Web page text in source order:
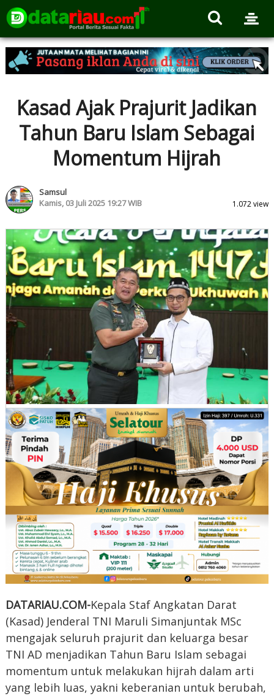
Kasad Ajak Prajurit Jadikan
Tahun Baru Islam Sebagai
Momentum Hijrah
Samsul
Kamis, 03 Juli 2025 19:27 WIB
1.072 view
DATARIAU.COM-Kepala Staf Angkatan Darat
(Kasad) Jenderal TNI Maruli Simanjuntak MSc
mengajak seluruh prajurit dan keluarga besar
TNI AD menjadikan Tahun Baru Islam sebagai
momentum untuk melakukan hijrah dalam arti
yang lebih luas, yakni keberanian untuk berubah,